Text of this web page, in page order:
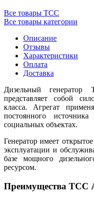
Все товары ТСС
Все товары категории
Описание
Отзывы
Характеристики
Оплата
Доставка
Дизельный
представляет собой
класса. Агрегат
постоянного
социальных объектах.
Генератор имеет
эксплуатации и
базе мощного
ресурсом.
Преимущества ТСС